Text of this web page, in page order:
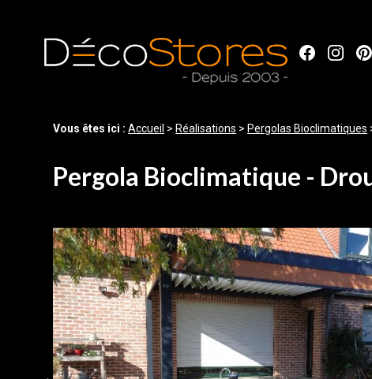
Vous êtes ici :Accueil > Réalisations > Pergolas Bioclimatiques
Pergola Bioclimatique -